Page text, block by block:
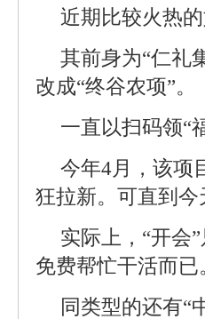
近期比较火热的
其前身为“仁礼
改成“终谷农项”。
一直以扫码领“
今年4月，该项
狂拉新。可直到
实际上，“开会
免费帮忙干活而已
同类型的还有“